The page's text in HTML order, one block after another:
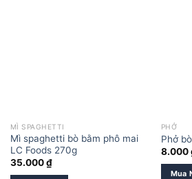
MÌ SPAGHETTI
Mì spaghetti bò bằm phô mai
LC Foods 270g
35.000₫
PHỞ
Phở
8.000
Mua